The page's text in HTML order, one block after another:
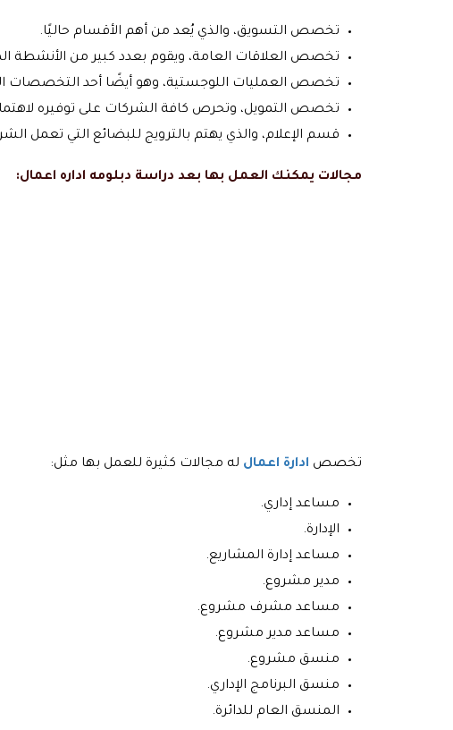
تخصص التسويق، والذي يُعد من أهم الأقسام حاليًا.
تخصص العلاقات العامة، ويقوم بعدد كبير من الأنشطة
تخصص العمليات اللوجستية، وهو أيضًا أحد التخصصات
تخصص التمويل، وتحرص كافة الشركات على توفيره
قسم الإعلام، والذي يهتم بالترويج للبضائع التي تعمل
مجالات يمكنك العمل بها بعد دراسة دبلومه اداره اعمال:
تخصص ادارة اعمال له مجالات كثيرة للعمل بها مثل:
مساعد إداري.
الإدارة.
مساعد إدارة المشاريع.
مدير مشروع.
مساعد مشرف مشروع.
مساعد مدير مشروع.
منسق مشروع.
منسق البرنامج الإداري.
المنسق العام للدائرة.